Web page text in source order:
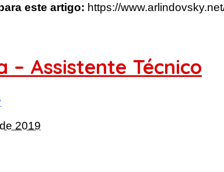
este artigo: https://
– Assistente Técnico
2019